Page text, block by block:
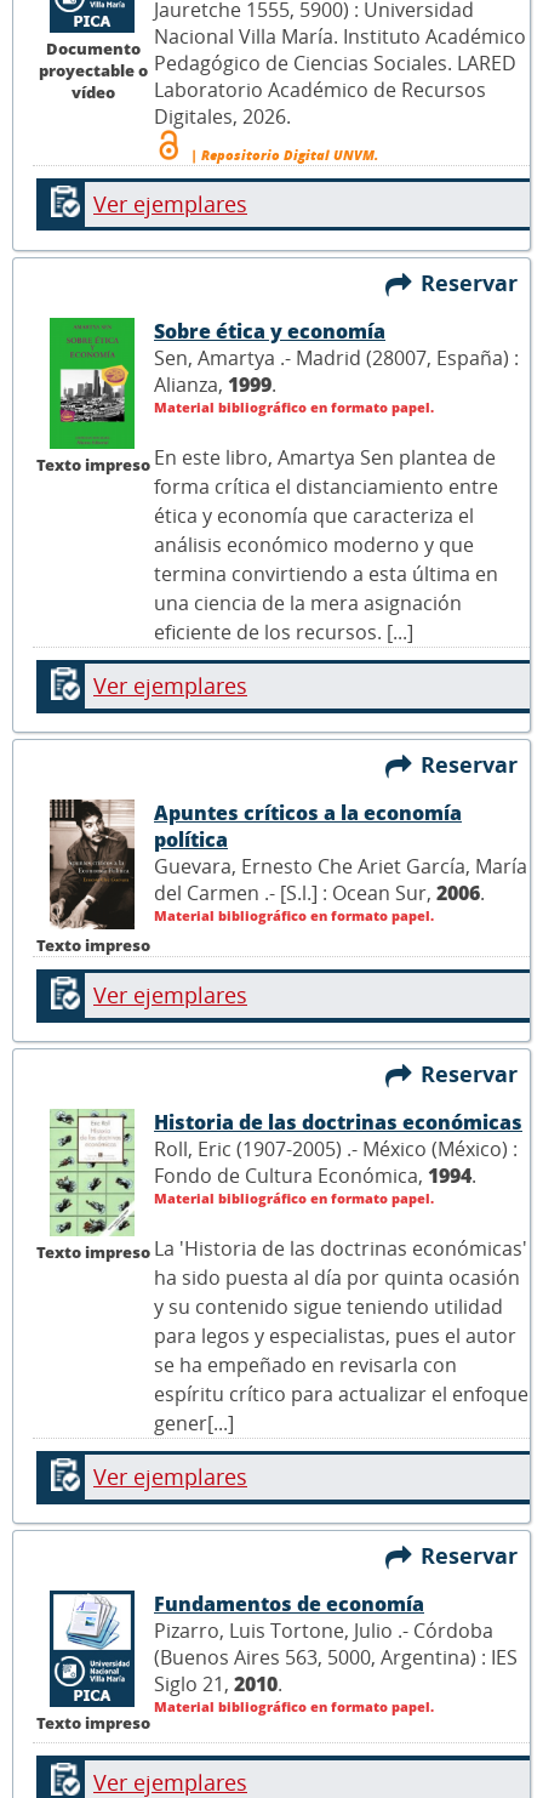
Documento
proyectable o
vídeo
Jauretche 1555, 5900) : Universidad
Nacional Villa María. Instituto Académico
Pedagógico de Ciencias Sociales. LARED
Laboratorio Académico de Recursos
Digitales, 2026.
| Repositorio Digital UNVM.
Ver ejemplares
Reservar
Texto impreso
Sobre ética y economía
Sen, Amartya .- Madrid (28007, España) :
Alianza, 1999.
Material bibliográfico en formato papel.
En este libro, Amartya Sen plantea de
forma crítica el distanciamiento entre
ética y economía que caracteriza el
análisis económico moderno y que
termina convirtiendo a esta última en
una ciencia de la mera asignación
eficiente de los recursos. [...]
Ver ejemplares
Reservar
Texto impreso
Apuntes críticos a la economía
política
Guevara, Ernesto Che Ariet García, María
del Carmen .- [S.l.] : Ocean Sur, 2006.
Material bibliográfico en formato papel.
Ver ejemplares
Reservar
Texto impreso
Historia de las doctrinas económicas
Roll, Eric (1907-2005) .- México (México) :
Fondo de Cultura Económica, 1994.
Material bibliográfico en formato papel.
La 'Historia de las doctrinas económicas'
ha sido puesta al día por quinta ocasión
y su contenido sigue teniendo utilidad
para legos y especialistas, pues el autor
se ha empeñado en revisarla con
espíritu crítico para actualizar el enfoque
gener[...]
Ver ejemplares
Reservar
Texto impreso
Fundamentos de economía
Pizarro, Luis Tortone, Julio .- Córdoba
(Buenos Aires 563, 5000, Argentina) : IES
Siglo 21, 2010.
Material bibliográfico en formato papel.
Ver ejemplares